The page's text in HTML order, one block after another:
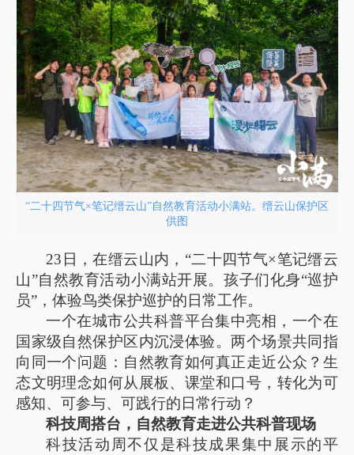
“二十四节气×笔记缙云山”自然教育活动小满站。缙云山保护区
供图
23日，在缙云山内，“二十四节气×笔记缙云
山”自然教育活动小满站开展。孩子们化身“巡护
员”，体验鸟类保护巡护的日常工作。
一个在城市公共科普平台集中亮相，一个在
国家级自然保护区内沉浸体验。两个场景共同指
向同一个问题：自然教育如何真正走近公众？生
态文明理念如何从展板、课堂和口号，转化为可
感知、可参与、可践行的日常行动？
科技周搭台，自然教育走进公共科普现场
科技活动周不仅是科技成果集中展示的平